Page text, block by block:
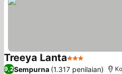
Treeya Lanta3 BintangLihat harga
9,2Sempurna (1.317 penilaian)